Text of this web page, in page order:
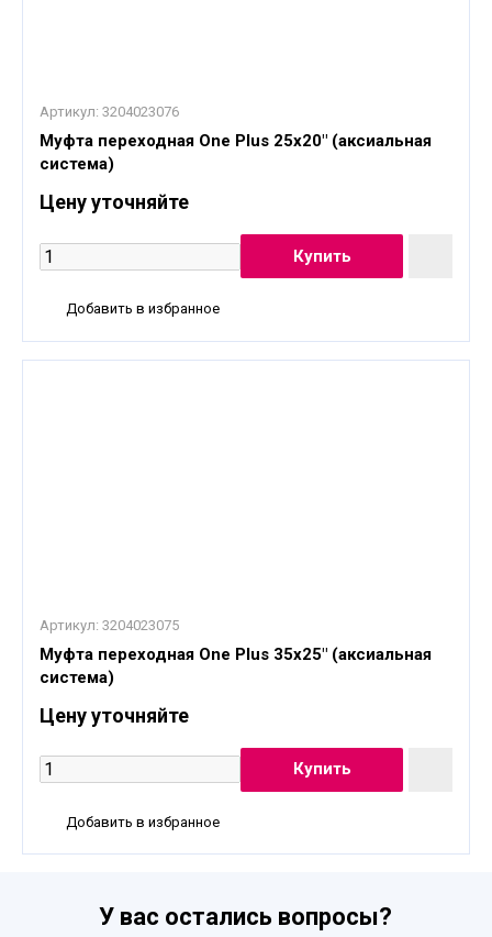
Артикул: 3204023076
Муфта переходная One Plus 25x20" (аксиальная
система)
Цену уточняйте
Добавить в избранное
Артикул: 3204023075
Муфта переходная One Plus 35x25" (аксиальная
система)
Цену уточняйте
Добавить в избранное
У вас остались вопросы?